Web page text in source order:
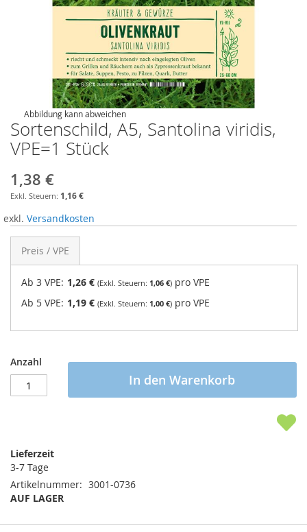
Abbildung kann abweichen
Sortenschild, A5, Santolina viridis,
VPE=1 Stück
1,38 €
1,16 €
exkl. Versandkosten
Preis / VPE
Ab 3 VPE: 1,26 € 1,06 € pro VPE
Ab 5 VPE: 1,19 € 1,00 € pro VPE
Anzahl
In den Warenkorb
Lieferzeit
3-7 Tage
Artikelnummer
3001-0736
AUF LAGER